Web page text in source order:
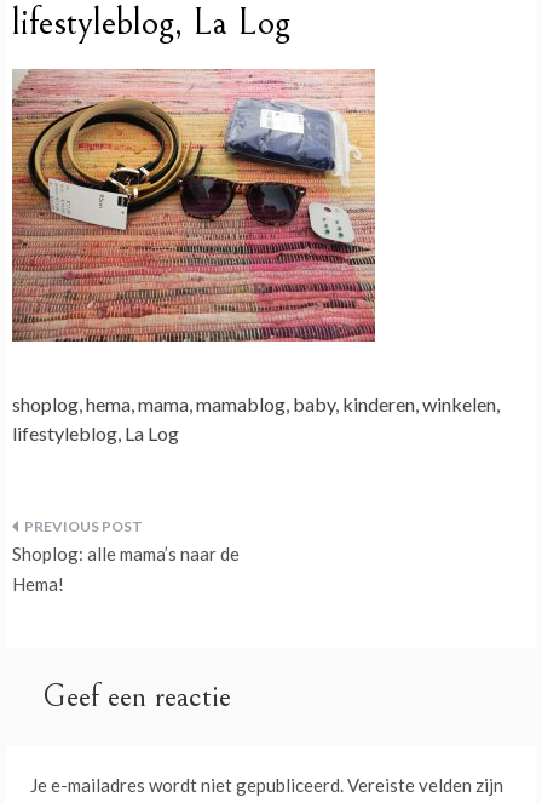
lifestyleblog, La Log
shoplog, hema, mama, mamablog, baby, kinderen, winkelen,
lifestyleblog, La Log
Bericht
navigatie
Shoplog: alle mama’s naar de
Hema!
Geef een reactie
Je e-mailadres wordt niet gepubliceerd.Vereiste velden zijn